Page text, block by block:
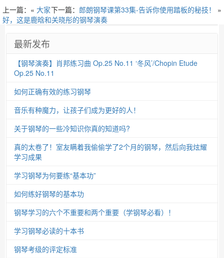
下一篇： 郎朗钢琴课第33集-告诉你使用踏板的秘技！ »
上一篇：« 大家
好，这是鹿晗和关晓彤的钢琴演奏
最新发布
【钢琴演奏】肖邦练习曲 Op.25 No.11 ‘冬风’/Chopin Etude
Op.25 No.11
如何正确有效的练习钢琴
音乐有种魔力，让孩子们成为更好的人！
关于钢琴的一些冷知识你真的知道吗?
真的太卷了！室友瞒着我偷偷学了2个月的钢琴，然后向我炫耀
学习成果
学习钢琴为何要练“基本功”
如何练好钢琴的基本功
钢琴学习的六个不重要和两个重要（学钢琴必看）！
学习钢琴必读的十本书
钢琴考级的评定标准